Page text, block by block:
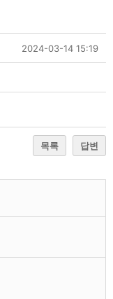
2024-03-14 15:19
목록 답변